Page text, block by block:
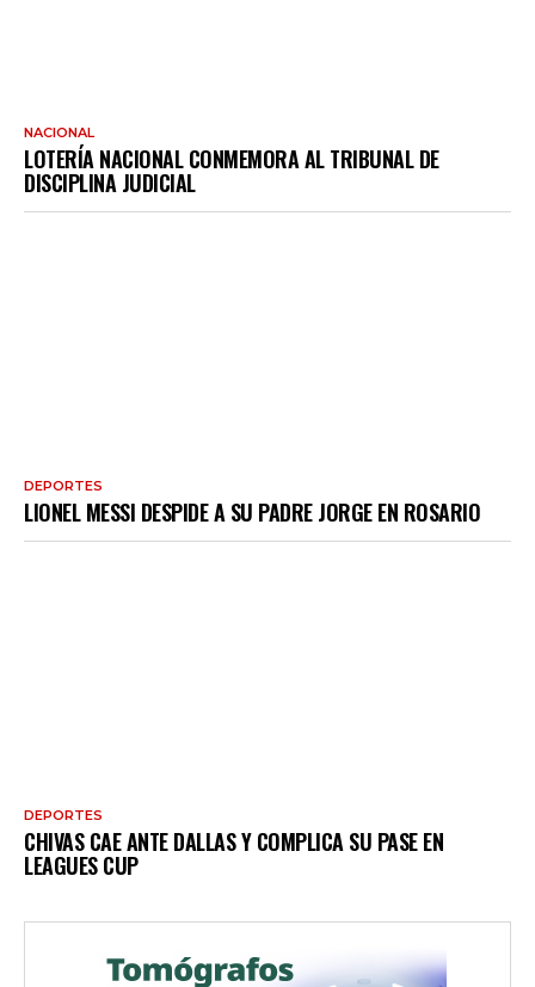
NACIONAL
LOTERÍA NACIONAL CONMEMORA AL TRIBUNAL DE
DISCIPLINA JUDICIAL
DEPORTES
LIONEL MESSI DESPIDE A SU PADRE JORGE EN ROSARIO
DEPORTES
CHIVAS CAE ANTE DALLAS Y COMPLICA SU PASE EN
LEAGUES CUP